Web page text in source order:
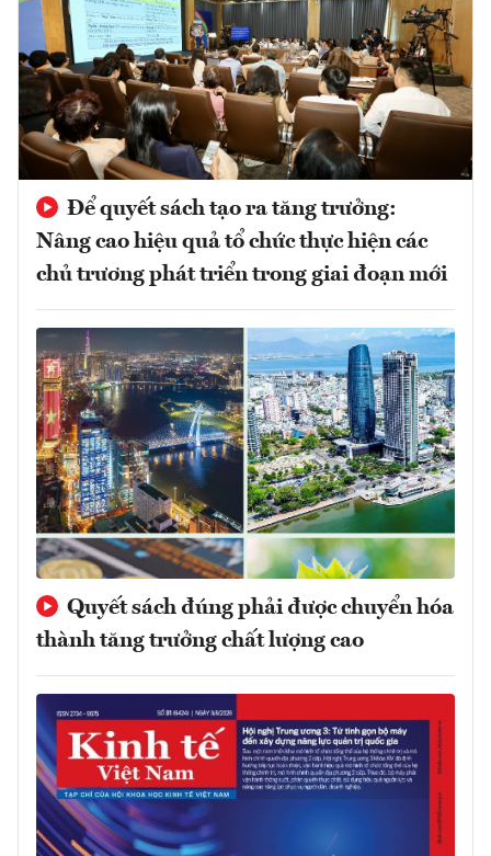
Để quyết sách tạo ra tăng trưởng:
Nâng cao hiệu quả tổ chức thực hiện các
chủ trương phát triển trong giai đoạn mới
Quyết sách đúng phải được chuyển hóa
thành tăng trưởng chất lượng cao